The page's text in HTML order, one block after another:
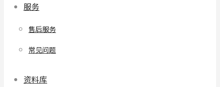
服务
售后服务
常见问题
资料库